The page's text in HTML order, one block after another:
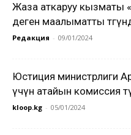
Жаза аткаруу кызматы
деген маалыматты
Редакция - 09/01/2024
Юстиция министрлиги
үчүн атайын комиссия
kloop.kg - 05/01/2024